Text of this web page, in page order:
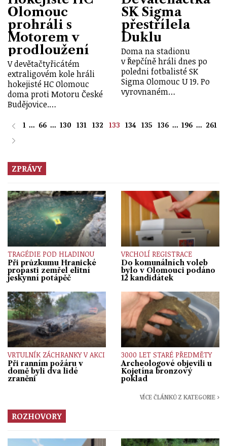
Olomouc
prohráli s
Motorem v
prodloužení
V devětačtyřicátém
extraligovém kole hráli
hokejisté HC Olomouc
doma proti Motoru České
Budějovice.…
SK Sigma
přestřílela
Duklu
Doma na stadionu
v Řepčíně hráli dnes po
poledni fotbalisté SK
Sigma Olomouc U 19. Po
vyrovnaném…
1 ... 66 ... 130 131 132 133 134 135 136 ... 196 ... 261
ZPRÁVY
TRAGÉDIE POD HLADINOU
Při průzkumu Hranické
propasti zemřel elitní
jeskynní potápěč
VRCHOLÍ REGISTRACE
Do komunálních voleb
bylo v Olomouci podáno
12 kandidátek
VRTULNÍK ZÁCHRANKY V AKCI
Při ranním požáru v
domě byli dva lidé
zraněni
3000 LET STARÉ PŘEDMĚTY
Archeologové objevili u
Kojetína bronzový
poklad
VÍCE ČLÁNKŮ Z KATEGORIE ›
ROZHOVORY